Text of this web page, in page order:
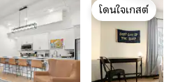
โดนใจเกสต์
โดนใจเกสต์